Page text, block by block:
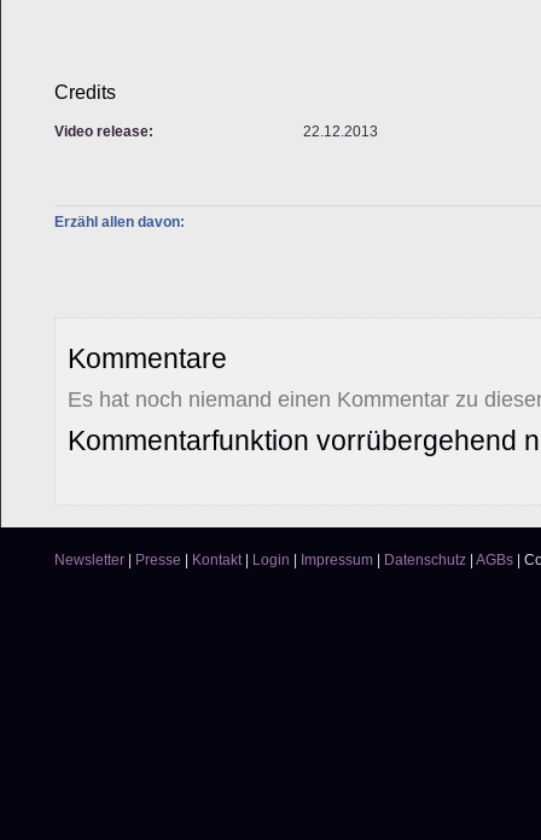
Credits
Video release: 22.12.2013
Erzähl allen davon:
Kommentare
Es hat noch niemand einen Kommentar zu
Kommentarfunktion vorrübergehend
Newsletter Presse Kontakt| Login Impressum Datenschutz AGBs